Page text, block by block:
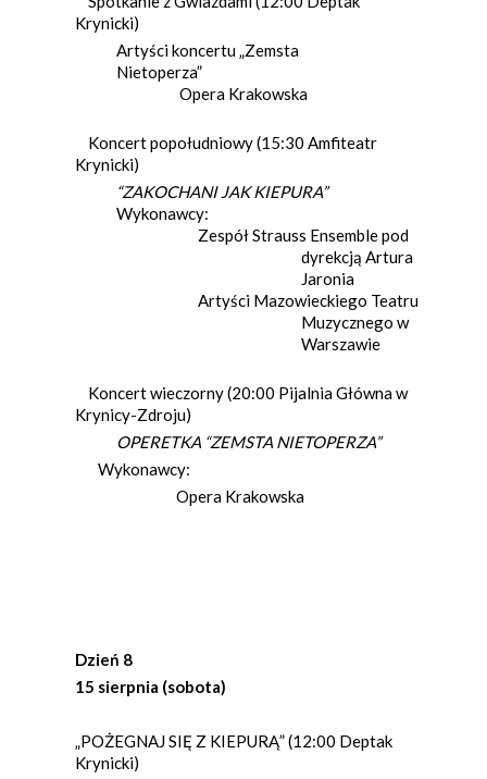
Krynicki)
Artyści koncertu „Zemsta
Nietoperza”
Opera Krakowska
Koncert popołudniowy (15:30 Amfiteatr
Krynicki)
“ZAKOCHANI JAK KIEPURA”
Wykonawcy:
Zespół Strauss Ensemble pod
dyrekcją Artura
Jaronia
Artyści Mazowieckiego Teatru
Muzycznego w
Warszawie
Koncert wieczorny (20:00 Pijalnia Główna w
Krynicy-Zdroju)
OPERETKA “ZEMSTA NIETOPERZA”
Wykonawcy:
Opera Krakowska
Dzień 8
15 sierpnia (sobota)
„POŻEGNAJ SIĘ Z KIEPURĄ” (12:00 Deptak
Krynicki)